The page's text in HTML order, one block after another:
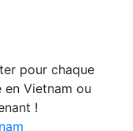
pour chaque
Vietnam ou
!